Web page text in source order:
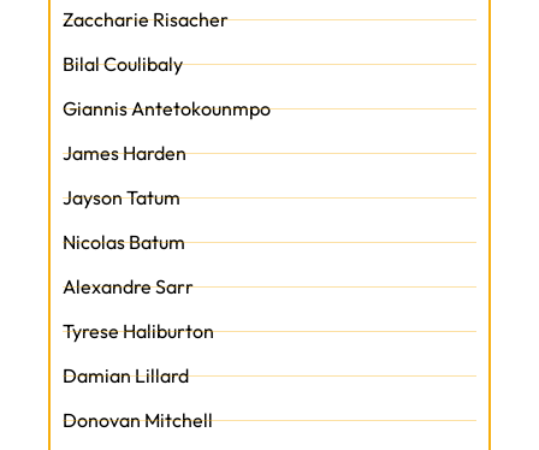
Zaccharie Risacher
Bilal Coulibaly
Giannis Antetokounmpo
James Harden
Jayson Tatum
Nicolas Batum
Alexandre Sarr
Tyrese Haliburton
Damian Lillard
Donovan Mitchell